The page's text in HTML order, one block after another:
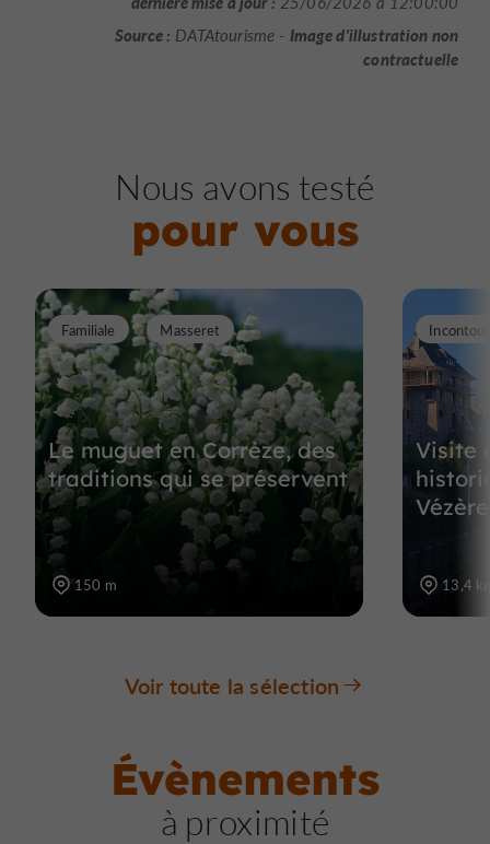
Source : DATAtourisme - Image d'illustration non
contractuelle
Nous avons testé
pour vous
Le muguet en Corrèze, des
traditions qui se préservent
Familiale Masseret
150 m
Visite
13,4
Voir toute la sélection
Évènements
à proximité